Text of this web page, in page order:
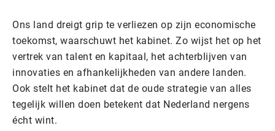
Ons land dreigt grip te verliezen op zijn economische
toekomst, waarschuwt het kabinet. Zo wijst het op het
vertrek van talent en kapitaal, het achterblijven van
innovaties en afhankelijkheden van andere landen.
Ook stelt het kabinet dat de oude strategie van alles
tegelijk willen doen betekent dat Nederland nergens
écht wint.